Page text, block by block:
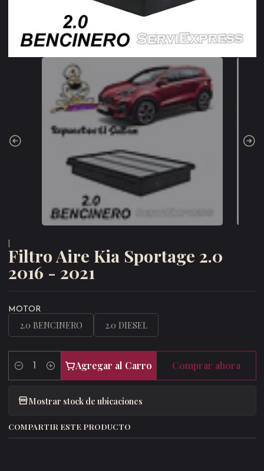
Filtro Aire Kia Sportage 2.0
2016 - 2021
MOTOR
2.0 BENCINERO 2.0 DIESEL
Cantidad
Agregar al Carro Comprar ahora
Mostrar stock de ubicaciones
COMPARTIR ESTE PRODUCTO